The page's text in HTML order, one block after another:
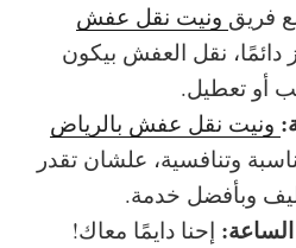
فريق ونيت نقل عفش
نقل العفش بيكون
أو تعطيل.
ونيت نقل عفش بالرياض
وتنافسية، علشان تقدر
وبأفضل خدمة.
إحنا دايمًا معاك!